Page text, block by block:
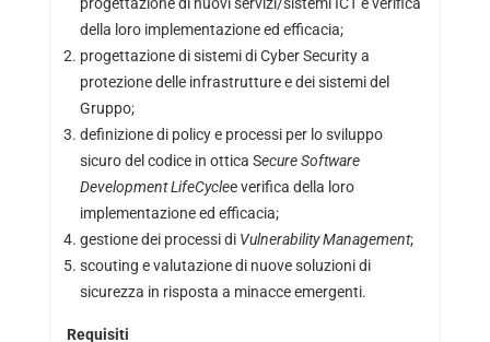
progettazione di nuovi servizi/sistemi ICT e verifica
della loro implementazione ed efficacia;
progettazione di sistemi di Cyber Security a
protezione delle infrastrutture e dei sistemi del
Gruppo;
definizione di policy e processi per lo sviluppo
sicuro del codice in ottica Secure Software
Development LifeCyclee verifica della loro
implementazione ed efficacia;
gestione dei processi di Vulnerability Management;
scouting e valutazione di nuove soluzioni di
sicurezza in risposta a minacce emergenti.
Requisiti